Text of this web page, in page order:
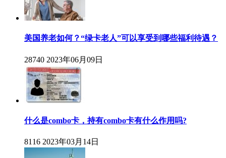
美国养老如何？“绿卡老人”可以享受到哪些福利待遇？
28740 2023年06月09日
什么是combo卡，持有combo卡有什么作用吗?
8116 2023年03月14日